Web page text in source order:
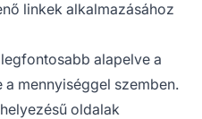
linkek alkalmazásához
alapelve a
mennyiséggel szemben.
helyezésű oldalak